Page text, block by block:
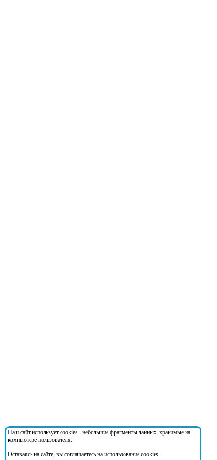
Наш сайт использует cookies - небольшие фрагменты данных, хранимые на
компьютере пользователя.
Оставаясь на сайте, вы соглашаетесь на использование cookies.